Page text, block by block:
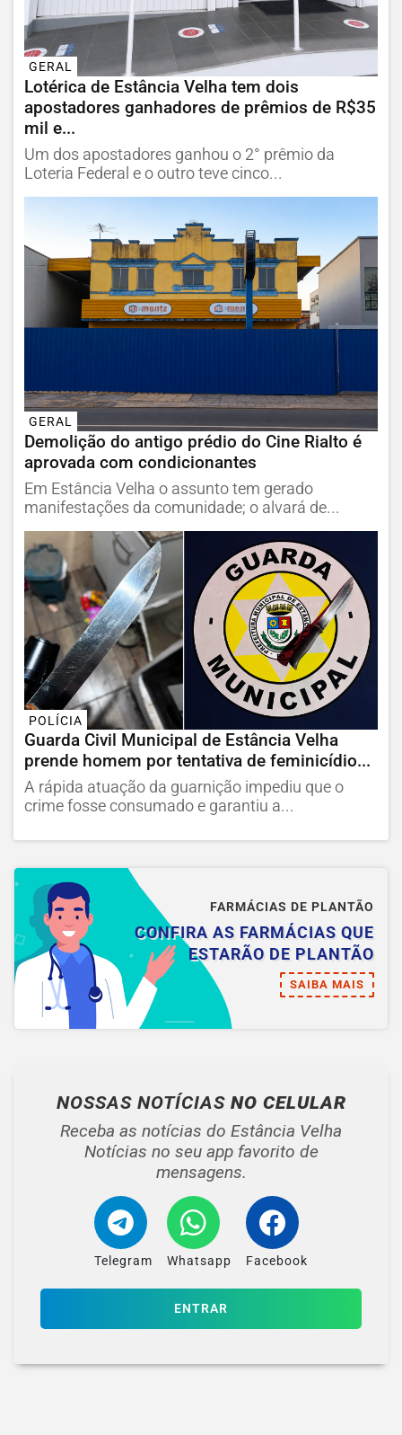
GERAL
Lotérica de Estância Velha tem dois
apostadores ganhadores de prêmios de R$35
mil e...
Um dos apostadores ganhou o 2° prêmio da
Loteria Federal e o outro teve cinco...
GERAL
Demolição do antigo prédio do Cine Rialto é
aprovada com condicionantes
Em Estância Velha o assunto tem gerado
manifestações da comunidade; o alvará de...
POLÍCIA
Guarda Civil Municipal de Estância Velha
prende homem por tentativa de feminicídio...
A rápida atuação da guarnição impediu que o
crime fosse consumado e garantiu a...
FARMÁCIAS DE PLANTÃO
CONFIRA AS FARMÁCIAS QUE
ESTARÃO DE PLANTÃO
SAIBA MAIS
NOSSAS NOTÍCIAS NO CELULAR
Receba as notícias do Estância Velha
Notícias no seu app favorito de
mensagens.
Telegram Whatsapp Facebook
ENTRAR